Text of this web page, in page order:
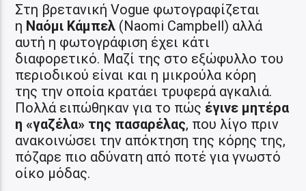
Στη βρετανική Vogue φωτογραφίζεται
η Ναόμι Κάμπελ (Naomi Campbell) αλλά
αυτή η φωτογράφιση έχει κάτι
διαφορετικό. Μαζί της στο εξώφυλλο του
περιοδικού είναι και η μικρούλα κόρη
της την οποία κρατάει τρυφερά αγκαλιά.
Πολλά ειπώθηκαν για το πώς έγινε μητέρα
η «γαζέλα» της πασαρέλας, που λίγο πριν
ανακοινώσει την απόκτηση της κόρης της,
πόζαρε πιο αδύνατη από ποτέ για γνωστό
οίκο μόδας.